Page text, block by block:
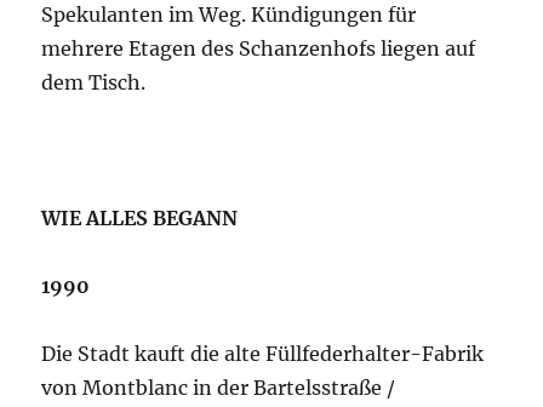
Spekulanten im Weg. Kündigungen für
mehrere Etagen des Schanzenhofs liegen auf
dem Tisch.
WIE ALLES BEGANN
1990
Die Stadt kauft die alte Füllfederhalter-Fabrik
von Montblanc in der Bartelsstraße /